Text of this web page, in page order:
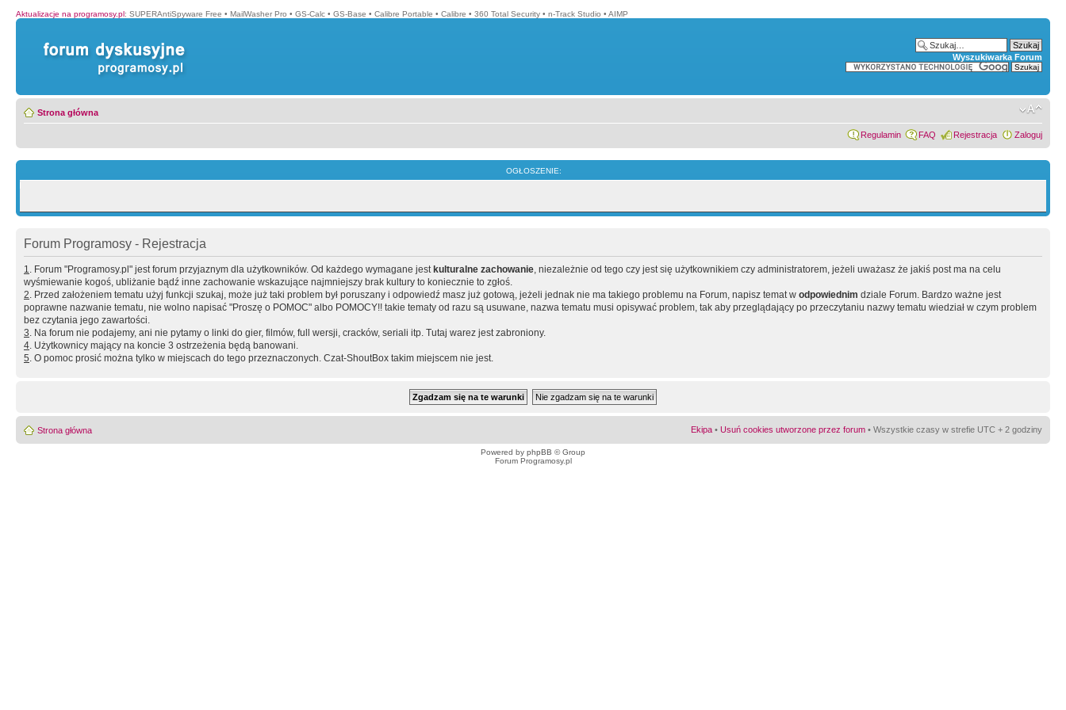
Aktualizacje na programosy.pl: SUPERAntiSpyware Free • MailWasher Pro • GS-Calc • GS-Base • Calibre Portable • Calibre • 360 Total Security • n-Track Studio • AIMP
Wyszukiwarka Forum
Strona główna
Regulamin FAQ Rejestracja Zaloguj
OGŁOSZENIE:
Forum Programosy - Rejestracja
1. Forum "Programosy.pl" jest forum przyjaznym dla użytkowników. Od każdego wymagane jest kulturalne zachowanie, niezależnie od tego czy jest się użytkownikiem czy administratorem, jeżeli uważasz że jakiś post ma na celu
wyśmiewanie kogoś, ubliżanie bądź inne zachowanie wskazujące najmniejszy brak kultury to koniecznie to zgłoś.
2. Przed założeniem tematu użyj funkcji szukaj, może już taki problem był poruszany i odpowiedź masz już gotową, jeżeli jednak nie ma takiego problemu na Forum, napisz temat w odpowiednim dziale Forum. Bardzo ważne jest
poprawne nazwanie tematu, nie wolno napisać "Proszę o POMOC" albo POMOCY!! takie tematy od razu są usuwane, nazwa tematu musi opisywać problem, tak aby przeglądający po przeczytaniu nazwy tematu wiedział w czym problem
bez czytania jego zawartości.
3. Na forum nie podajemy, ani nie pytamy o linki do gier, filmów, full wersji, cracków, seriali itp. Tutaj warez jest zabroniony.
4. Użytkownicy mający na koncie 3 ostrzeżenia będą banowani.
5. O pomoc prosić można tylko w miejscach do tego przeznaczonych. Czat-ShoutBox takim miejscem nie jest.
Strona główna Ekipa • Usuń cookies utworzone przez forum • Wszystkie czasy w strefie UTC + 2 godziny
Powered by phpBB © Group
Forum Programosy.pl